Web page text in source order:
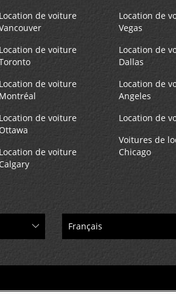
Location de voiture
Location de voiture
Location de voiture
Montréal
Location de voiture
Location de voiture
Calgary
Location de
Vegas
Location de
Dallas
Location de
Angeles
Location de
Voitures de
Chicago